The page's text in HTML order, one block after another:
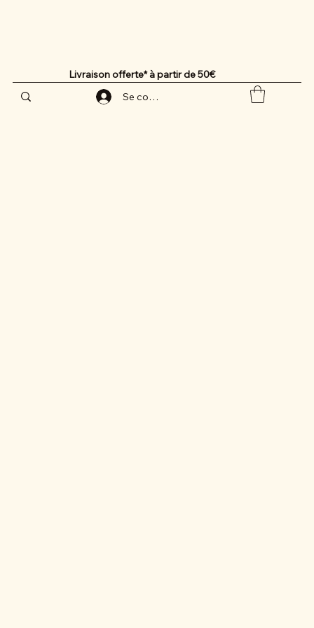
Livraison offerte* à partir de 50€
Se connecter